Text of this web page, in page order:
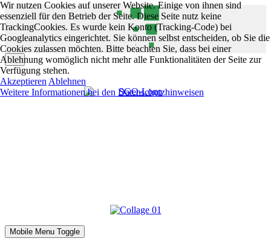
Mobile Menu Toggle
Wir nutzen Cookies auf unserer Website. Einige von ihnen sind
essenziell für den Betrieb der Seite. Diese Seite nutz keine
TrackingCookies. Es wurde kein Konto (Tracking-Code) bei
Googleanalytics eingerichtet. Sie können selbst entscheiden, ob Sie die
Cookies zulassen möchten. Bitte beachten Sie, dass bei einer
Ablehnung womöglich nicht mehr alle Funktionalitäten der Seite zur
Verfügung stehen.
Akzeptieren Ablehnen
Weitere Informationen bei den Datenschutzhinweisen